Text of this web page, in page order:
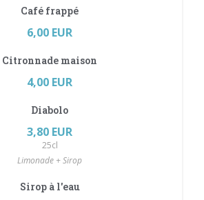
Café frappé
6,00 EUR
Citronnade maison
4,00 EUR
Diabolo
3,80 EUR
25cl
Limonade + Sirop
Sirop à l'eau